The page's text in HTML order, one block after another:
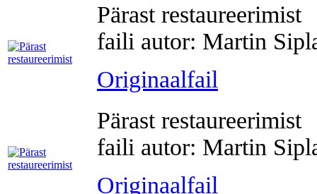
Pärast restaureerimist
faili autor: Martin
Originaalfail
Pärast restaureerimist
faili autor: Martin
Originaalfail